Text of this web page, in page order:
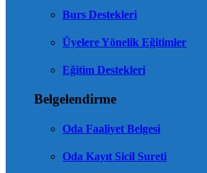
Burs Destekleri
Üyelere Yönelik Eğitimler
Eğitim Destekleri
Belgelendirme
Oda Faaliyet Belgesi
Oda Kayıt Sicil Sureti